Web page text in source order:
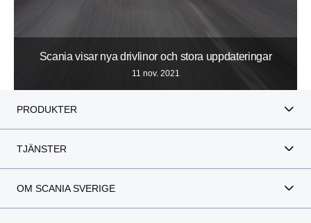
Scania visar nya drivlinor och stora uppdateringar
11 nov. 2021
PRODUKTER
TJÄNSTER
OM SCANIA SVERIGE